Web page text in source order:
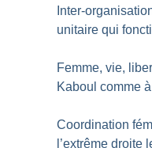
Inter-
unitaire qui
Femme, vie,
Kaboul comme
Coordination
l’extrême droite